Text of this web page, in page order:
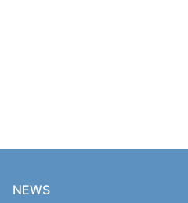
NEWS